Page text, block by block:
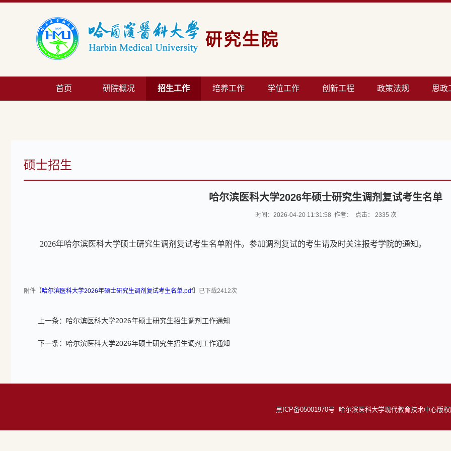
首页 研院概况 招生工作 培养工作 学位工作 创新工程 政策法规 思政
硕士招生
哈尔滨医科大学2026年硕士研究生调剂复试考生名单
时间：2026-04-20 11:31:58 作者： 点击： 2335 次
2026年哈尔滨医科大学硕士研究生调剂复试考生名单附件。参加调剂复试的考生请及时关注报考学院的通知。
附件【哈尔滨医科大学2026年硕士研究生调剂复试考生名单.pdf】已下载2412次
上一条： 哈尔滨医科大学2026年硕士研究生招生调剂工作通知
下一条： 哈尔滨医科大学2026年硕士研究生招生调剂工作通知
黑ICP备05001970号 哈尔滨医科大学现代教育技术中心版权